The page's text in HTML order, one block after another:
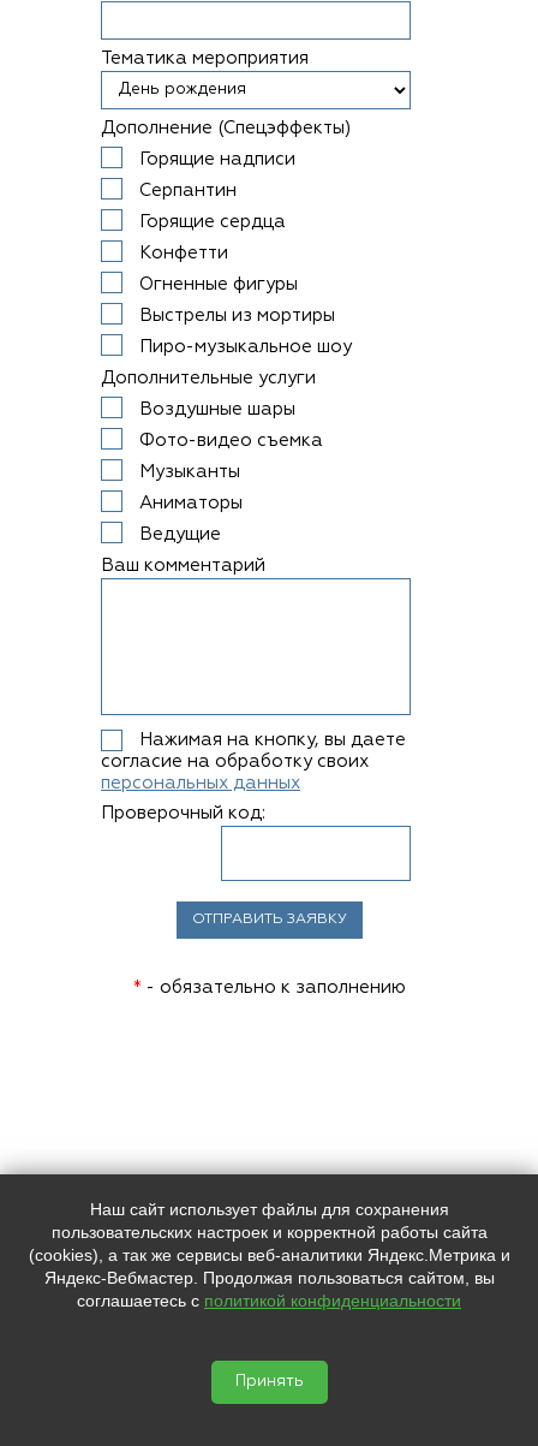
Тематика мероприятия
Дополнение (Спецэффекты)
Горящие надписи
Серпантин
Горящие сердца
Конфетти
Огненные фигуры
Выстрелы из мортиры
Пиро-музыкальное шоу
Дополнительные услуги
Воздушные шары
Фото-видео съемка
Музыканты
Аниматоры
Ведущие
Ваш комментарий
Нажимая на кнопку, вы даете
согласие на обработку своих
персональных данных
Проверочный код:
* - обязательно к заполнению
SHOW.FEERVERKIN
Наш адрес:
г. Санкт-Петербург, ул. Смолячкова,
4/2
Контакты:
+7 (812) 385-57-11
+7 ( 981) 758-68-31
info@feerverkin.ru
Мы в социальных сетях:
Наш сайт использует файлы для сохранения
пользовательских настроек и корректной работы сайта
(cookies), а так же сервисы веб-аналитики Яндекс.Метрика и
Яндекс-Вебмастер. Продолжая пользоваться сайтом, вы
соглашаетесь с политикой конфиденциальности
Принять